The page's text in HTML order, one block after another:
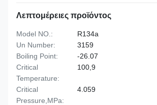
Λεπτομέρειες προϊόντος
Model NO.:
R134a
Un Number:
3159
Boiling Point:
-26.07
Critical
Temperature:
100,9
Critical
Pressure,MPa:
4.059